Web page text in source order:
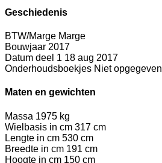
Geschiedenis
BTW/Marge Marge
Bouwjaar 2017
Datum deel 1 18 aug 2017
Onderhoudsboekjes Niet opgegeven
Maten en gewichten
Massa 1975 kg
Wielbasis in cm 317 cm
Lengte in cm 530 cm
Breedte in cm 191 cm
Hoogte in cm 150 cm